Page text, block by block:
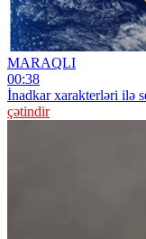
MARAQLI
00:38
İnadkar xarakterləri ilə
çətindir